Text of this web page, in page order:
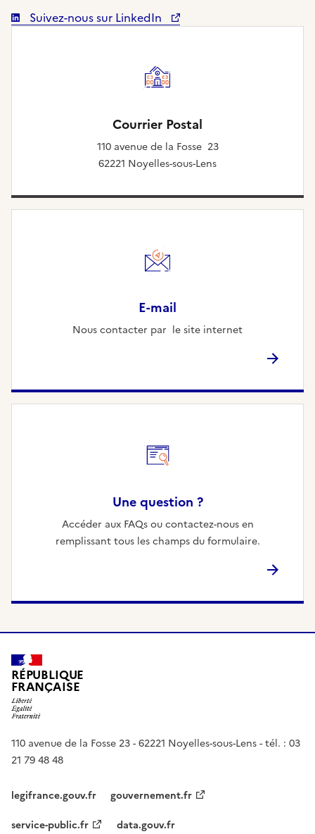
Suivez-nous sur LinkedIn
Courrier Postal
110 avenue de la Fosse 23
62221 Noyelles-sous-Lens
E-mail
Nous contacter par le site internet
Une question ?
Accéder aux FAQs ou contactez-nous en
remplissant tous les champs du formulaire.
RÉPUBLIQUE
FRANÇAISE
110 avenue de la Fosse 23 - 62221 Noyelles-sous-Lens - tél. : 03
21 79 48 48
legifrance.gouv.fr
gouvernement.fr
service-public.fr
data.gouv.fr